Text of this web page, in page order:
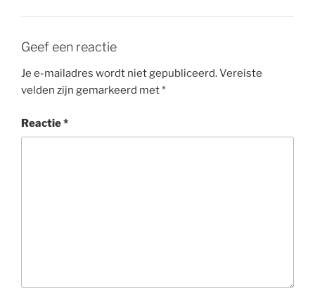
Geef een reactie
Je e-mailadres wordt niet gepubliceerd.Vereiste
velden zijn gemarkeerd met*
Reactie*